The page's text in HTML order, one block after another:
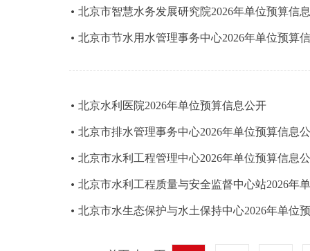
北京市智慧水务发展研究院2026年单位预算信
北京市节水用水管理事务中心2026年单位预算
北京水利医院2026年单位预算信息公开
北京市排水管理事务中心2026年单位预算信息
北京市水利工程管理中心2026年单位预算信息
北京市水利工程质量与安全监督中心站2026年
北京市水生态保护与水土保持中心2026年单位